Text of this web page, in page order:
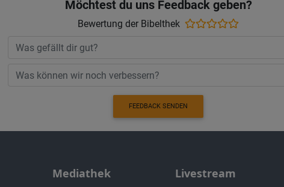
Möchtest du uns Feedback geben?
Bewertung der Bibelthek
FEEDBACK SENDEN
Mediathek Livestream